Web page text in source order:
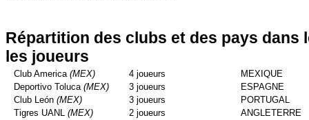
Répartition des clubs et des pays dans
les joueurs
Club America (MEX)
4 joueurs
Deportivo Toluca (MEX)
3 joueurs
Club León (MEX)
3 joueurs
Tigres UANL (MEX)
2 joueurs
MEXIQUE
ESPAGNE
PORTUGAL
ANGLETERRE